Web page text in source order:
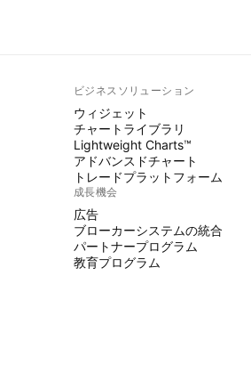
ビジネスソリューション
ウィジェット
チャートライブラリ
Lightweight Charts™
アドバンスドチャート
トレードプラットフォーム
成長機会
広告
ブローカーシステムの統合
パートナープログラム
教育プログラム